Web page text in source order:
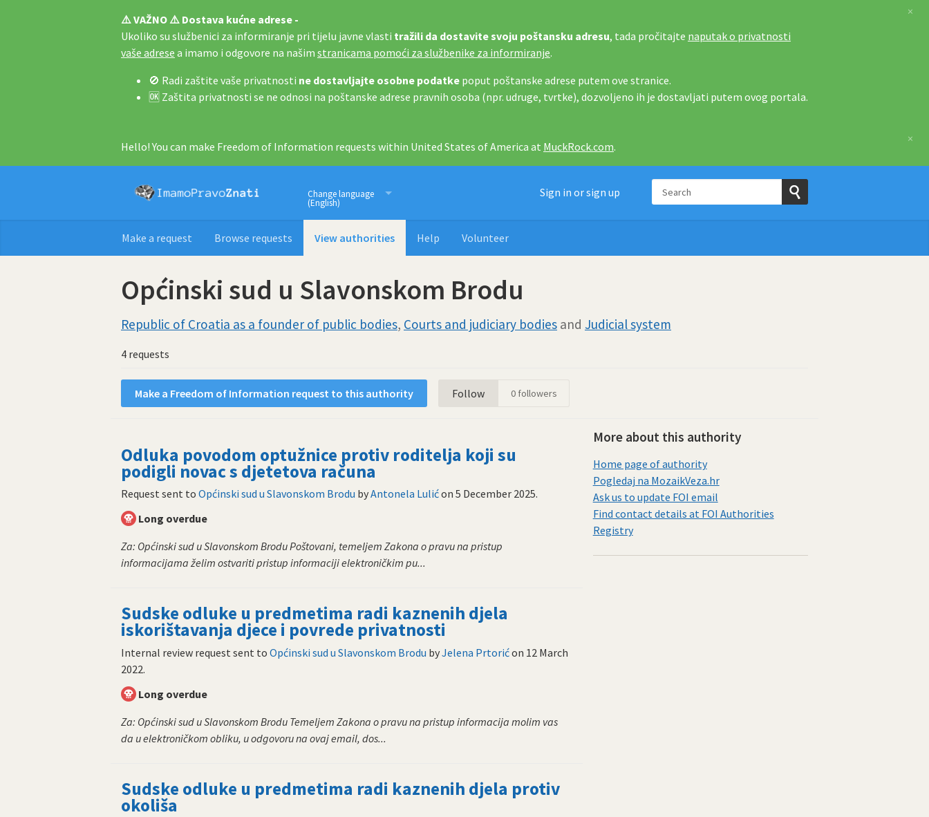
⚠️ VAŽNO ⚠️ Dostava kućne adrese -
Ukoliko su službenici za informiranje pri tijelu javne vlasti tražili da dostavite svoju poštansku adresu, tada pročitajte naputak o privatnosti
vaše adrese a imamo i odgovore na našim stranicama pomoći za službenike za informiranje.
🚫 Radi zaštite vaše privatnosti ne dostavljajte osobne podatke poput poštanske adrese putem ove stranice.
🆗 Zaštita privatnosti se ne odnosi na poštanske adrese pravnih osoba (npr. udruge, tvrtke), dozvoljeno ih je dostavljati putem ovog portala.
×
Hello! You can make Freedom of Information requests within United States of America at MuckRock.com.
×
Imamo pravo znati
Change language
(English)
Sign in or sign up
Submit
Make a request Browse requests View authorities Help Volunteer
Općinski sud u Slavonskom Brodu
Republic of Croatia as a founder of public bodies, Courts and judiciary bodies and Judicial system
4 requests
Make a Freedom of Information request to this authority Follow 0followers
Odluka povodom optužnice protiv roditelja koji su
podigli novac s djetetova računa
Request sent to Općinski sud u Slavonskom Brodu byAntonela Lulićon 5 December 2025.
Long overdue
Za: Općinski sud u Slavonskom Brodu Poštovani, temeljem Zakona o pravu na pristup
informacijama želim ostvariti pristup informaciji elektroničkim pu...
Sudske odluke u predmetima radi kaznenih djela
iskorištavanja djece i povrede privatnosti
Internal review request sent to Općinski sud u Slavonskom Brodu byJelena Prtorićon 12 March
2022.
Long overdue
Za: Općinski sud u Slavonskom Brodu Temeljem Zakona o pravu na pristup informacija molim vas
da u elektroničkom obliku, u odgovoru na ovaj email, dos...
Sudske odluke u predmetima radi kaznenih djela protiv
okoliša
More about this authority
Home page of authority
Pogledaj na MozaikVeza.hr
Ask us to update FOI email
Find contact details at FOI Authorities
Registry